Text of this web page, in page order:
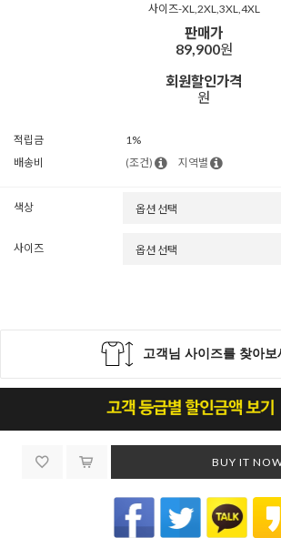
사이즈-XL,2XL,3XL,4XL
판매가
89,900원
회원할인가격
원
적립금
1%
배송비
(조건) 지역별
색상
사이즈
BUY IT